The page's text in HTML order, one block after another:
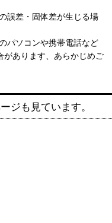
誤差・固体差が生じる場
パソコンや携帯電話など
があります、あらかじめご
ジも見ています。